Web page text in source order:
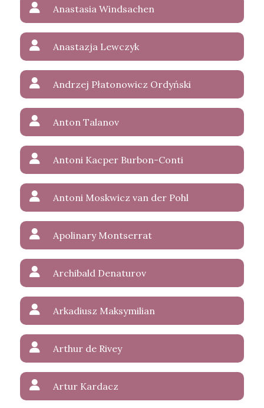
Anastasia Windsachen
Anastazja Lewczyk
Andrzej Płatonowicz Ordyński
Anton Talanov
Antoni Kacper Burbon-Conti
Antoni Moskwicz van der Pohl
Apolinary Montserrat
Archibald Denaturov
Arkadiusz Maksymilian
Arthur de Rivey
Artur Kardacz